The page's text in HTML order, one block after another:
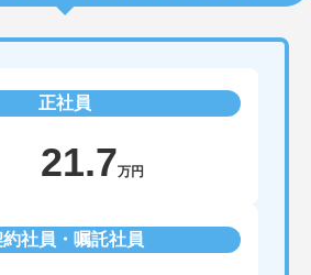
正社員
21.7万円
約社員・嘱託社員